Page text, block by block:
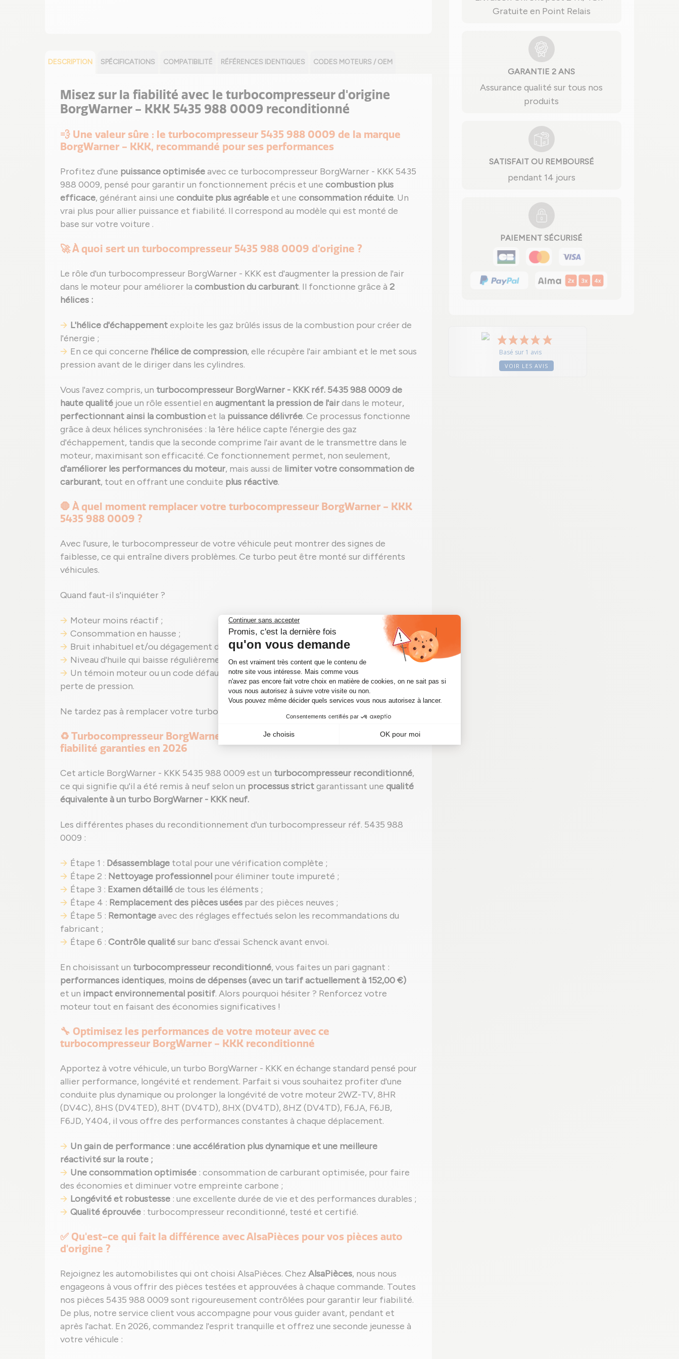
DESCRIPTION SPÉCIFICATIONS COMPATIBILITÉ RÉFÉRENCES IDENTIQUES CODES MOTEURS / OEM
Misez sur la fiabilité avec le turbocompresseur d'origine
BorgWarner - KKK 5435 988 0009 reconditionné
💨 Une valeur sûre : le turbocompresseur 5435 988 0009 de la marque
BorgWarner - KKK, recommandé pour ses performances
Profitez d'une puissance optimiséeavec ce turbocompresseur BorgWarner - KKK 5435
988 0009, pensé pour garantir un fonctionnement précis et une combustion plus
efficace, générant ainsi une conduite plus agréableet une consommation réduite. Un
vrai plus pour allier puissance et fiabilité. Il correspond au modèle qui est monté de
base sur votre voiture .
🚀 À quoi sert un turbocompresseur 5435 988 0009 d'origine ?
Le rôle d'un turbocompresseur BorgWarner - KKK est d'augmenter la pression de l'air
dans le moteur pour améliorer la combustion du carburant. Il fonctionne grâce à 2
hélices :
L'hélice d'échappementexploite les gaz brûlés issus de la combustion pour créer de
l'énergie ;
En ce qui concerne l'hélice de compression, elle récupère l'air ambiant et le met sous
pression avant de le diriger dans les cylindres.
Vous l'avez compris, un turbocompresseur BorgWarner - KKK réf. 5435 988 0009 de
haute qualité joue un rôle essentiel en augmentant la pression de l'airdans le moteur,
perfectionnant ainsi la combustionet la puissance délivrée. Ce processus fonctionne
grâce à deux hélices synchronisées : la 1ère hélice capte l'énergie des gaz
d'échappement, tandis que la seconde comprime l'air avant de le transmettre dans le
moteur, maximisant son efficacité. Ce fonctionnement permet, non seulement,
d'améliorer les performances du moteur, mais aussi de limiter votre consommation de
carburant, tout en offrant une conduite plus réactive.
🛑 À quel moment remplacer votre turbocompresseur BorgWarner - KKK
5435 988 0009 ?
Avec l'usure, le turbocompresseur de votre véhicule peut montrer des signes de
faiblesse, ce qui entraîne divers problèmes. Ce turbo peut être monté sur différents
véhicules.
Quand faut-il s'inquiéter ?
Moteur moins réactif ;
Consommation en hausse ;
Bruit inhabituel et/ou dégagement de fumée anormal ;
Niveau d'huile qui baisse régulièrement sans trace apparente ;
Un témoin moteur ou un code défaut peut apparaître, tel que le P0299 signalant une
perte de pression.
Ne tardez pas à remplacer votre turbocompresseur 5435 988 0009 en panne.
♻️ Turbocompresseur BorgWarner - KKK reconditionné : performance et
fiabilité garanties en 2026
Cet article BorgWarner - KKK 5435 988 0009 est un turbocompresseur reconditionné,
ce qui signifie qu'il a été remis à neuf selon un processus strictgarantissant une qualité
équivalente à un turbo BorgWarner - KKK neuf.
Les différentes phases du reconditionnement d'un turbocompresseur réf. 5435 988
0009 :
Étape 1 : Désassemblage total pour une vérification complète ;
Étape 2 : Nettoyage professionnel pour éliminer toute impureté ;
Étape 3 : Examen détailléde tous les éléments ;
Étape 4 : Remplacement des pièces usées par des pièces neuves ;
Étape 5 : Remontageavec des réglages effectués selon les recommandations du
fabricant ;
Étape 6 : Contrôle qualitésur banc d'essai Schenck avant envoi.
En choisissant un turbocompresseur reconditionné, vous faites un pari gagnant :
performances identiques, moins de dépenses (avec un tarif actuellement à 152,00 €)
et un impact environnemental positif. Alors pourquoi hésiter ? Renforcez votre
moteur tout en faisant des économies significatives !
🔧 Optimisez les performances de votre moteur avec ce
turbocompresseur BorgWarner - KKK reconditionné
Apportez à votre véhicule, un turbo BorgWarner - KKK en échange standard pensé pour
allier performance, longévité et rendement. Parfait si vous souhaitez profiter d'une
conduite plus dynamique ou prolonger la longévité de votre moteur 2WZ-TV, 8HR
(DV4C), 8HS (DV4TED), 8HT (DV4TD), 8HX (DV4TD), 8HZ (DV4TD), F6JA, F6JB,
F6JD, Y404, il vous offre des performances constantes à chaque déplacement.
Un gain de performance : une accélération plus dynamique et une meilleure
réactivité sur la route ;
Une consommation optimisée : consommation de carburant optimisée, pour faire
des économies et diminuer votre empreinte carbone ;
Longévité et robustesse : une excellente durée de vie et des performances durables ;
Qualité éprouvée : turbocompresseur reconditionné, testé et certifié.
✅ Qu'est-ce qui fait la différence avec AlsaPièces pour vos pièces auto
d'origine ?
Rejoignez les automobilistes qui ont choisi AlsaPièces. Chez AlsaPièces, nous nous
engageons à vous offrir des pièces testées et approuvées à chaque commande. Toutes
nos pièces 5435 988 0009 sont rigoureusement contrôlées pour garantir leur fiabilité.
De plus, notre service client vous accompagne pour vous guider avant, pendant et
après l'achat. En 2026, commandez l'esprit tranquille et offrez une seconde jeunesse à
votre véhicule :
Gratuite en Point Relais
GARANTIE 2 ANS
Assurance qualité sur tous nos
produits
SATISFAIT OU REMBOURSÉ
pendant 14 jours
PAIEMENT SÉCURISÉ
Basé sur 1 avis
VOIR LES AVIS